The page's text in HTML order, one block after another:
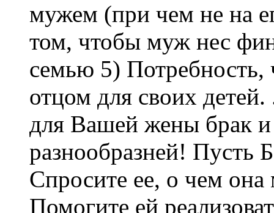
мужем (при чем не на
том, чтобы муж нес
семью 5)
отцом для своих
для Вашей жены брак
разнообразней! Пусть
Спросите ее, о чем она
Помогите ей